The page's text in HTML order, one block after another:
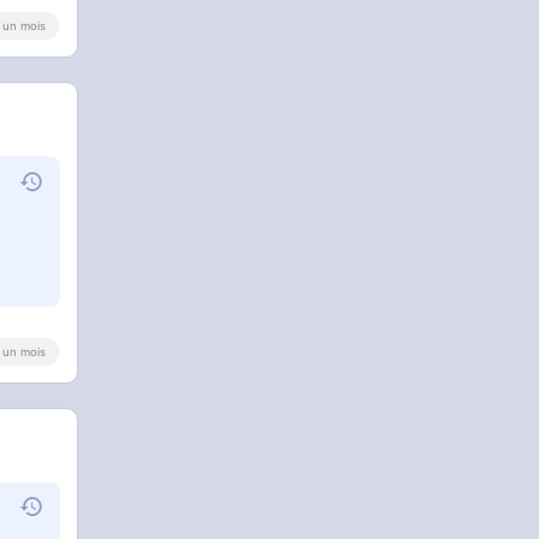
un mois
un mois